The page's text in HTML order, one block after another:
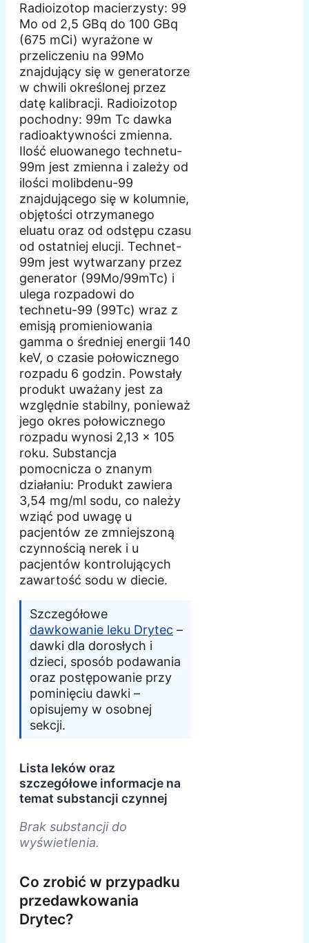
Radioizotop macierzysty: 99
Mo od 2,5 GBq do 100 GBq
(675 mCi) wyrażone w
przeliczeniu na 99Mo
znajdujący się w generatorze
w chwili określonej przez
datę kalibracji. Radioizotop
pochodny: 99m Tc dawka
radioaktywności zmienna.
Ilość eluowanego technetu-
99m jest zmienna i zależy od
ilości molibdenu-99
znajdującego się w kolumnie,
objętości otrzymanego
eluatu oraz od odstępu czasu
od ostatniej elucji. Technet-
99m jest wytwarzany przez
generator (99Mo/99mTc) i
ulega rozpadowi do
technetu-99 (99Tc) wraz z
emisją promieniowania
gamma o średniej energii 140
keV, o czasie połowicznego
rozpadu 6 godzin. Powstały
produkt uważany jest za
względnie stabilny, ponieważ
jego okres połowicznego
rozpadu wynosi 2,13 x 105
roku. Substancja
pomocnicza o znanym
działaniu: Produkt zawiera
3,54 mg/ml sodu, co należy
wziąć pod uwagę u
pacjentów ze zmniejszoną
czynnością nerek i u
pacjentów kontrolujących
zawartość sodu w diecie.
Szczegółowe
dawkowanie leku Drytec –
dawki dla dorosłych i
dzieci, sposób podawania
oraz postępowanie przy
pominięciu dawki –
opisujemy w osobnej
sekcji.
Lista leków oraz
szczegółowe informacje na
temat substancji czynnej
Brak substancji do
wyświetlenia.
Co zrobić w przypadku
przedawkowania
Drytec?